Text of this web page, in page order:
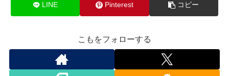
LINE Pinterest コピー
こもをフォローする